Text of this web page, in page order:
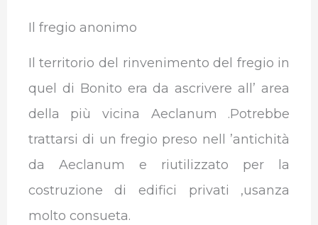
Il fregio anonimo
Il territorio del rinvenimento del fregio in
quel di Bonito era da ascrivere all’ area
della più vicina Aeclanum .Potrebbe
trattarsi di un fregio preso nell ’antichità
da Aeclanum e riutilizzato per la
costruzione di edifici privati ,usanza
molto consueta.